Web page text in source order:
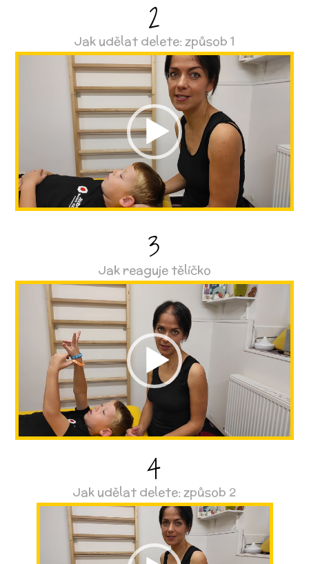
2
Jak udělat delete: způsob 1
přehrávač
3
Jak reaguje tělíčko
Video
přehrávač
4
Jak udělat delete: způsob 2
Video
přehrávač